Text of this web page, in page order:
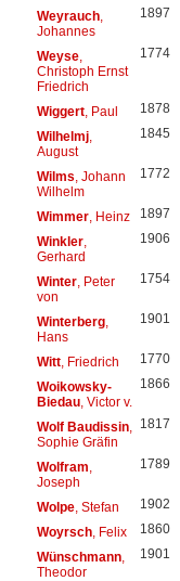
Weyrauch,
Johannes
1897
Weyse,
Christoph Ernst
Friedrich
1774
Wiggert, Paul 1878
Wilhelmj,
August
1845
Wilms , Johann
Wilhelm
1772
Wimmer, Heinz 1897
Winkler,
Gerhard
1906
Winter, Peter
von
1754
Winterberg,
Hans
1901
Witt, Friedrich 1770
Woikowsky-
Biedau, Victor v.
1866
Wolf Baudissin,
Sophie Gräfin
1817
Wolfram
Joseph
1789
Wolpe, Stefan 1902
Woyrsch, Felix 1860
Wünschmann,
Theodor
1901